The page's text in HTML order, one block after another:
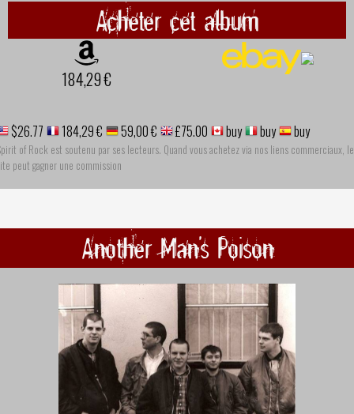
Acheter cet album
184,29 €
$26.77 184,29 € 59,00 € £75.00 buy buy buy
of Rock est soutenu par ses lecteurs. Quand vous achetez via nos liens commerciaux, le
peut gagner une commission
Another Man's Poison